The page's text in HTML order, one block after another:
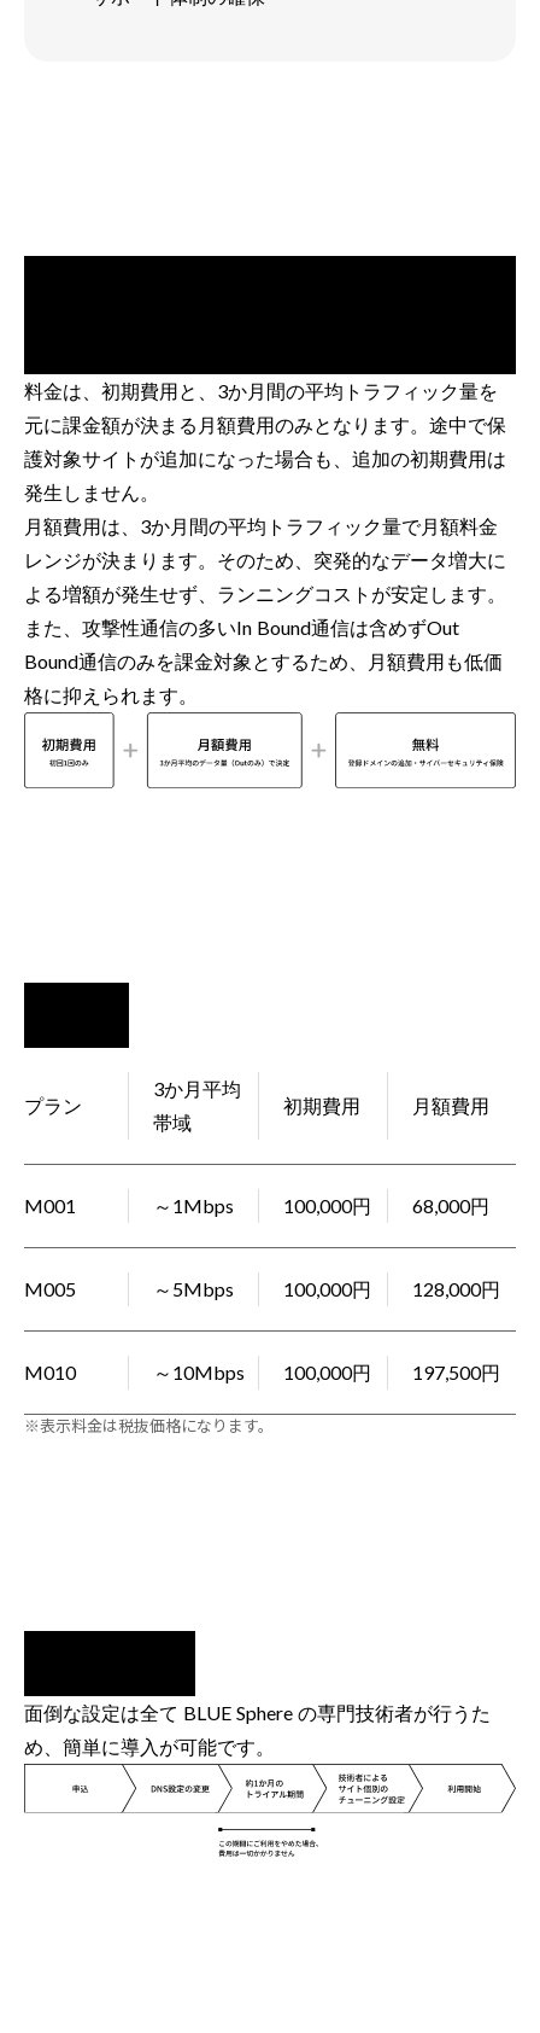
料金は、初期費用と、3か月間の平均トラフィック量を
元に課金額が決まる月額費用のみとなります。途中で保
護対象サイトが追加になった場合も、追加の初期費用は
発生しません。
月額費用は、3か月間の平均トラフィック量で月額料金
レンジが決まります。そのため、突発的なデータ増大に
よる増額が発生せず、ランニングコストが安定します。
また、攻撃性通信の多いIn Bound通信は含めずOut
Bound通信のみを課金対象とするため、月額費用も低価
格に抑えられます。
プラン
3か月平均
帯域
初期費用 月額費用
M001 ～1Mbps 100,000円 68,000円
M005 ～5Mbps 100,000円 128,000円
M010 ～10Mbps 100,000円 197,500円
※表示料金は税抜価格になります。
面倒な設定は全て BLUE Sphere の専門技術者が行うた
め、簡単に導入が可能です。